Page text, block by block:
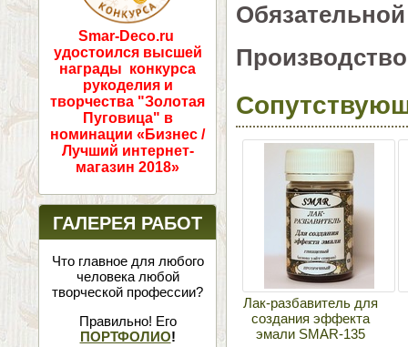
Smar-Deco.ru
удостоился высшей
награды конкурса
рукоделия и
творчества "Золотая
Пуговица" в
номинации «Бизнес /
Лучший интернет-
магазин 2018»
ГАЛЕРЕЯ РАБОТ
Что главное для любого
человека любой
творческой профессии?
Правильно! Его
ПОРТФОЛИО!
Лак-разбавитель для
создания эффекта
эмали SMAR-135